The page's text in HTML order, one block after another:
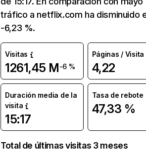
tráfico a netflix.com ha disminuido
-6,23 %.
Visitas
1261,45 M-6 %
Páginas / Visita
4,22
Duración media de la
visita
15:17
Tasa de rebote
47,33 %
Total de últimas visitas 3 meses